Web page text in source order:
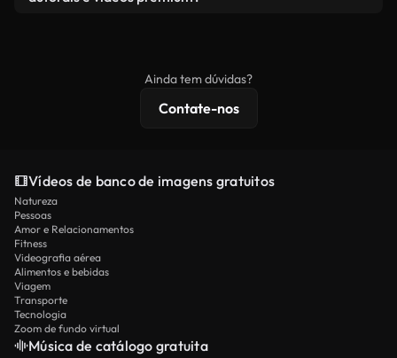
licenciamento estendidas.
Ainda tem dúvidas?
Contate-nos
Vídeos de banco de imagens gratuitos
Natureza
Pessoas
Amor e Relacionamentos
Fitness
Videografia aérea
Alimentos e bebidas
Viagem
Transporte
Tecnologia
Zoom de fundo virtual
Música de catálogo gratuita